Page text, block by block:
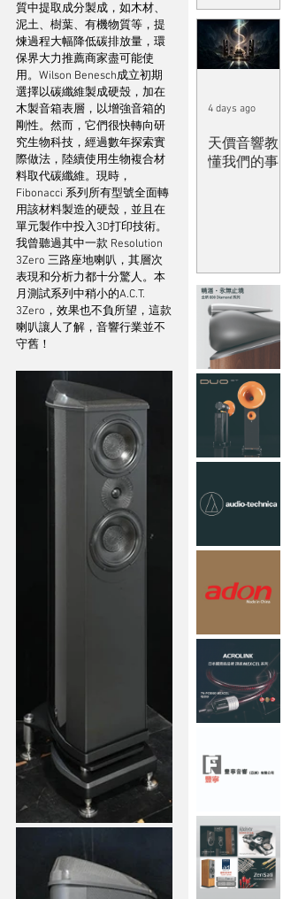
質中提取成分製成，如木材、
泥土、樹葉、有機物質等，提
煉過程大幅降低碳排放量，環
保界大力推薦商家盡可能使
用。Wilson Benesch成立初期
選擇以碳纖維製成硬殼，加在
木製音箱表層，以增強音箱的
剛性。然而，它們很快轉向研
究生物科技，經過數年探索實
際做法，陸續使用生物複合材
料取代碳纖維。現時，
Fibonacci 系列所有型號全面轉
用該材料製造的硬殼，並且在
單元製作中投入3D打印技術。
我曾聽過其中一款 Resolution
3Zero 三路座地喇叭，其層次
表現和分析力都十分驚人。本
月測試系列中稍小的A.C.T.
3Zero，效果也不負所望，這款
喇叭讓人了解，音響行業並不
守舊！
天價音響教
懂我們的事
4 days ago